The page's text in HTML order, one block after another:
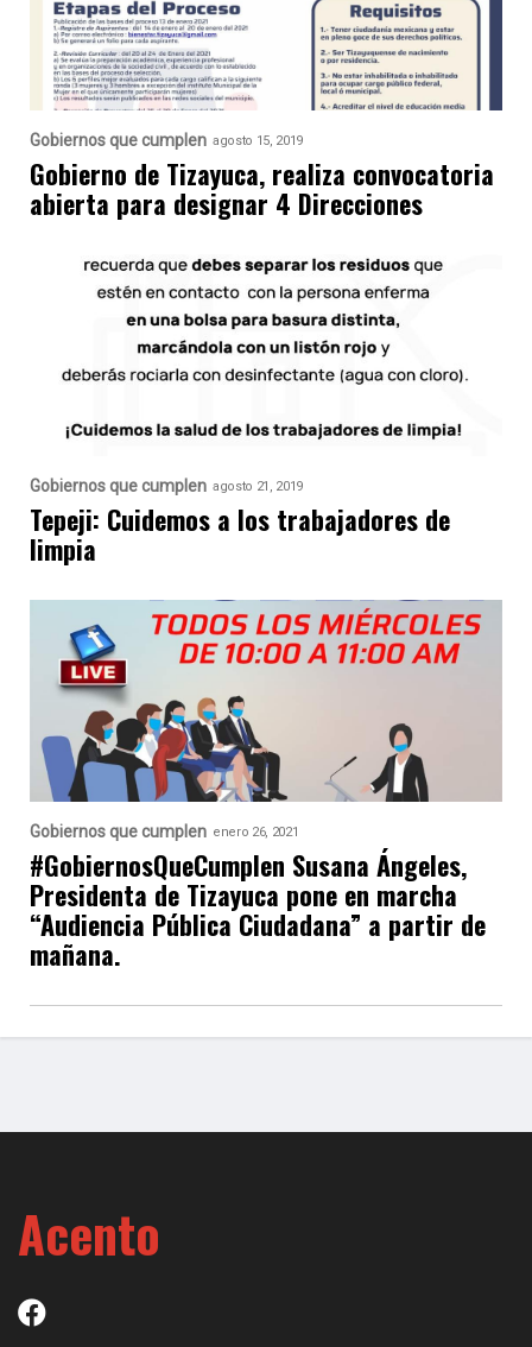
Gobiernos que cumplen agosto 15, 2019
Gobierno de Tizayuca, realiza convocatoria
abierta para designar 4 Direcciones
Gobiernos que cumplen agosto 21, 2019
Tepeji: Cuidemos a los trabajadores de
limpia
Gobiernos que cumplen enero 26, 2021
#GobiernosQueCumplen Susana Ángeles,
Presidenta de Tizayuca pone en marcha
“Audiencia Pública Ciudadana” a partir de
mañana.
Acento